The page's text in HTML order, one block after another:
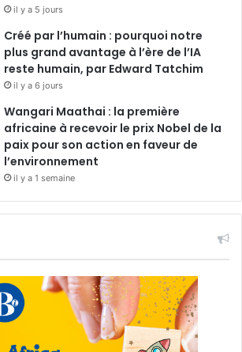
il y a 5 jours
Créé par l’humain : pourquoi notre
plus grand avantage à l’ère de l’IA
reste humain, par Edward Tatchim
il y a 6 jours
Wangari Maathai : la première
africaine à recevoir le prix Nobel de la
paix pour son action en faveur de
l’environnement
il y a 1 semaine